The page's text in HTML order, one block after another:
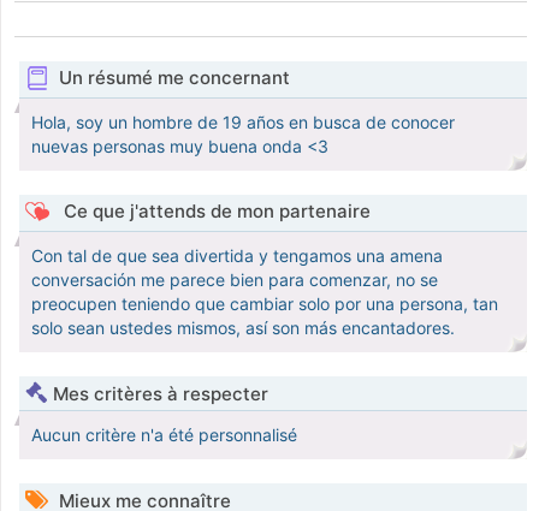
Un résumé me concernant
Hola, soy un hombre de 19 años en busca de conocer
nuevas personas muy buena onda <3
Ce que j'attends de mon partenaire
Con tal de que sea divertida y tengamos una amena
conversación me parece bien para comenzar, no se
preocupen teniendo que cambiar solo por una persona, tan
solo sean ustedes mismos, así son más encantadores.
Mes critères à respecter
Aucun critère n'a été personnalisé
Mieux me connaître